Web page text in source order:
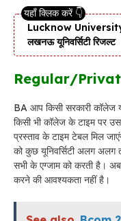
Lucknow
लखनऊ यूनिवर्सिटी रिजल्ट
Regular/
BA आप किसी सरकारी कॉलेज
किसी भी कॉलेज के टाइम पर
प्रस्ताव के टाइम टेबल मिल
को कुछ यूनिवर्सिटी अलग अलग
सभी के एग्जाम को करती है ।
करने की आवश्यकता नहीं है ।